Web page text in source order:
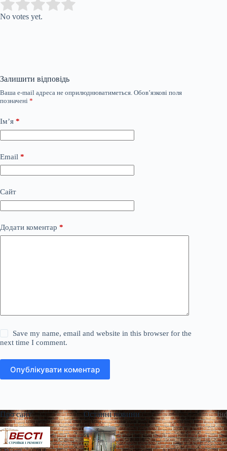
Rate this item:
No votes yet.
Залишити відповідь
Ваша e-mail адреса не оприлюднюватиметься. Обов’язкові поля
позначені *
Ім’я *
Email *
Сайт
Додати коментар *
Save my name, email and website in this browser for the
next time I comment.
Опублікувати коментар
Про сайт Останні новини